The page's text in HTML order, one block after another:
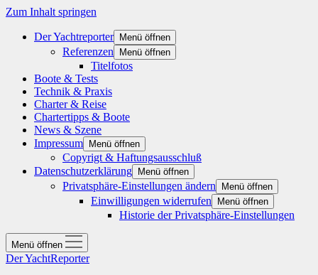
Zum Inhalt springen
Der Yachtreporter Menü öffnen
Referenzen Menü öffnen
Titelfotos
Boote & Tests
Technik & Praxis
Charter & Reise
Chartertipps & Boote
News & Szene
Impressum
Menü öffnen
Copyrigt & Haftungsausschluß
Datenschutzerklärung
Menü öffnen
Privatsphäre-Einstellungen ändern Menü öffnen
Einwilligungen widerrufen Menü öffnen
Historie der Privatsphäre-Einstellungen
Menü öffnen
Der YachtReporter